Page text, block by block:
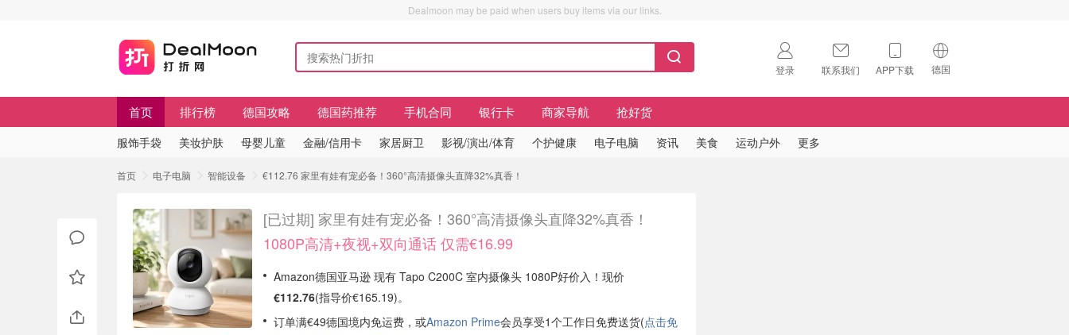
Dealmoon may be paid when users buy items via our links.
登录 联系我们 APP下载 德国
🇺🇸
首页 排行榜 德国攻略 德国药推荐 手机合同 银行卡 商家导航 抢好货
服饰手袋 美妆护肤 母婴儿童 金融/信用卡 家居厨卫 影视/演出/体育 个护健康 电子电脑 资讯 美食 运动户外 更多
首页 电子电脑 智能设备 €112.76 家里有娃有宠必备！360°高清摄像头直降32%真香！
[已过期] 家里有娃有宠必备！360°高清摄像头直降32%真香！
1080P高清+夜视+双向通话 仅需€16.99
Amazon德国亚马逊 现有 Tapo C200C 室内摄像头 1080P好价入！现价
€112.76(指导价€165.19)。
订单满€49德国境内免运费，或Amazon Prime会员享受1个工作日免费送货(点击免